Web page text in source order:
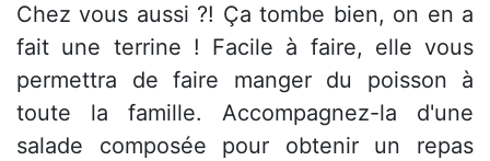
Chez vous aussi ?! Ça tombe bien, on en a
fait une terrine ! Facile à faire, elle vous
permettra de faire manger du poisson à
toute la famille. Accompagnez-la d'une
salade composée pour obtenir un repas